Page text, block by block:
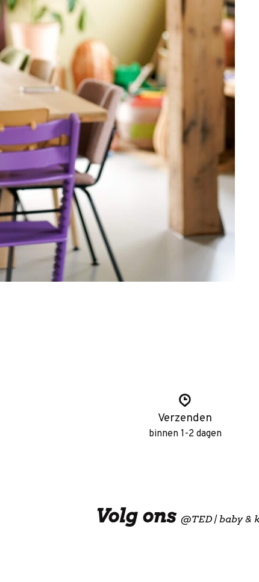
Verzenden
binnen 1-2 dagen
Volg ons @TED | baby &